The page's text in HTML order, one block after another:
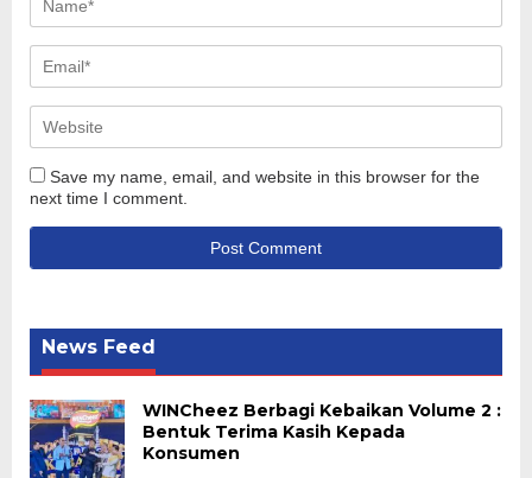
Save my name, email, and website in this browser for the
next time I comment.
News Feed
WINCheez Berbagi Kebaikan Volume 2 :
Bentuk Terima Kasih Kepada
Konsumen